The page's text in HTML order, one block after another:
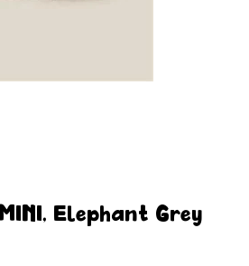
MINI, Elephant Grey